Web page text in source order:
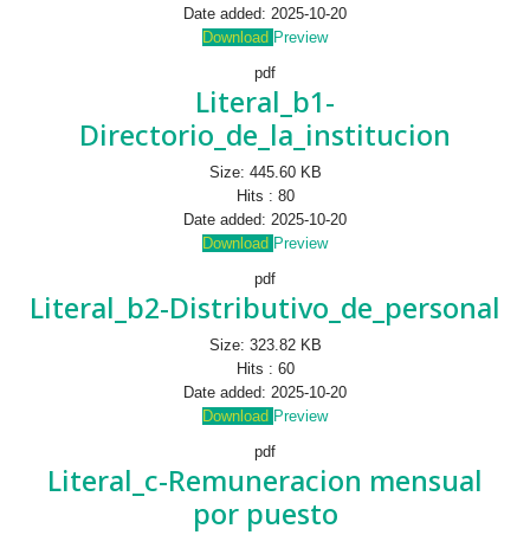
Date added: 2025-10-20
Download Preview
pdf
Literal_b1-
Directorio_de_la_institucion
Size: 445.60 KB
Hits : 80
Date added: 2025-10-20
Download Preview
pdf
Literal_b2-Distributivo_de_personal
Size: 323.82 KB
Hits : 60
Date added: 2025-10-20
Download Preview
pdf
Literal_c-Remuneracion mensual
por puesto